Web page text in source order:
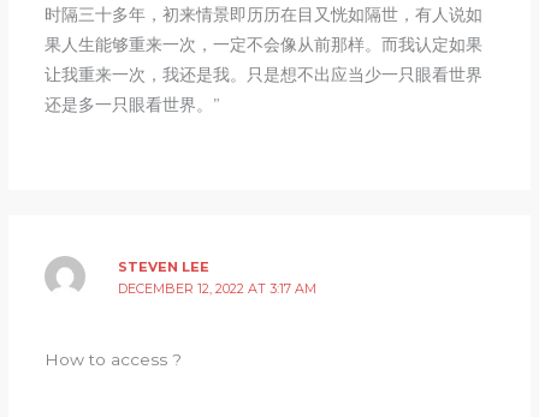
时隔三十多年，初来情景即历历在目又恍如隔世，有人说如
果人生能够重来一次，一定不会像从前那样。而我认定如果
让我重来一次，我还是我。只是想不出应当少一只眼看世界
还是多一只眼看世界。”
STEVEN LEE
DECEMBER 12, 2022 AT 3:17 AM
How to access ?